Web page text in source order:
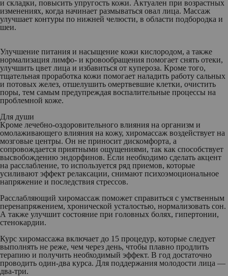
и складки, повысить упругость кожи. Актуален при возрастных
изменениях, когда начинает размываться овал лица. Массаж
улучшает контуры по нижней челюсти, в области подбородка и
шеи.
Улучшение питания и насыщение кожи кислородом, а также
нормализация лимфо- и кровообращения помогает снять отеки,
улучшить цвет лица и избавиться от купероза. Кроме того,
тщательная проработка кожи помогает наладить работу сальных
и потовых желез, отшелушить омертвевшие клетки, очистить
поры, тем самым предупреждая воспалительные процессы на
проблемной коже.
Для души
Кроме лечебно-оздоровительного влияния на организм и
омолаживающего влияния на кожу, хиромассаж воздействует на
мозговые центры. Он не приносит дискомфорта, а
сопровождается приятными ощущениями, так как способствует
высвобождению эндорфинов. Если необходимо сделать акцент
на расслабление, то используется ряд приемов, которые
усиливают эффект релаксации, снимают психоэмоциональное
напряжение и последствия стрессов.
Расслабляющий хиромассаж поможет справиться с умственным
перенапряжением, хронической усталостью, нормализовать сон.
А также улучшит состояние при головных болях, гипертонии,
стенокардии.
Курс хиромассажа включает до 15 процедур, которые следует
выполнять не реже, чем через день, чтобы плавно продлить
терапию и получить необходимый эффект. В год достаточно
проводить один-два курса. Для поддержания молодости лица —
два-три.